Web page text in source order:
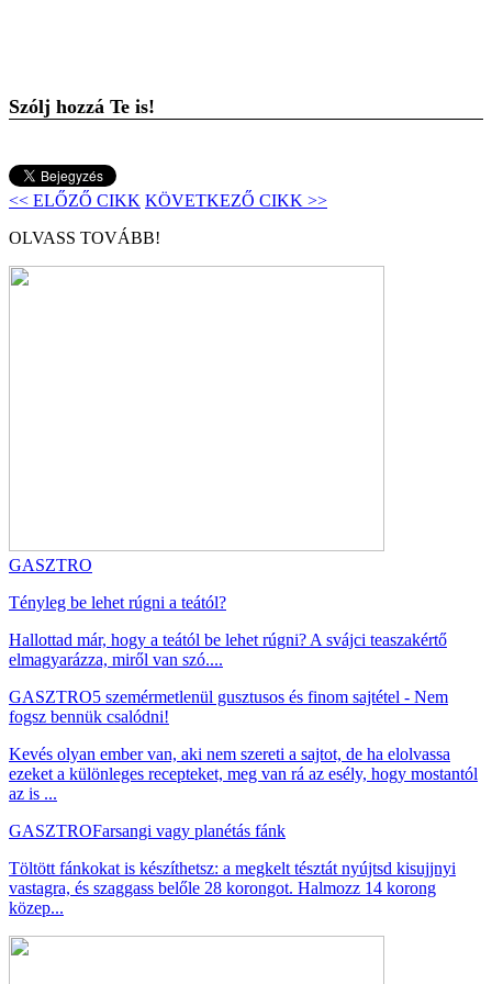
Szólj hozzá Te is!
<< ELŐZŐ CIKK KÖVETKEZŐ CIKK >>
OLVASS TOVÁBB!
GASZTRO
Tényleg be lehet rúgni a teától?
Hallottad már, hogy a teától be lehet rúgni? A svájci teaszakértő
elmagyarázza, miről van szó....
GASZTRO5 szemérmetlenül gusztusos és finom sajtétel - Nem
fogsz bennük csalódni!
Kevés olyan ember van, aki nem szereti a sajtot, de ha elolvassa
ezeket a különleges recepteket, meg van rá az esély, hogy mostantól
az is ...
GASZTROFarsangi vagy planétás fánk
Töltött fánkokat is készíthetsz: a megkelt tésztát nyújtsd kisujjnyi
vastagra, és szaggass belőle 28 korongot. Halmozz 14 korong
közep...